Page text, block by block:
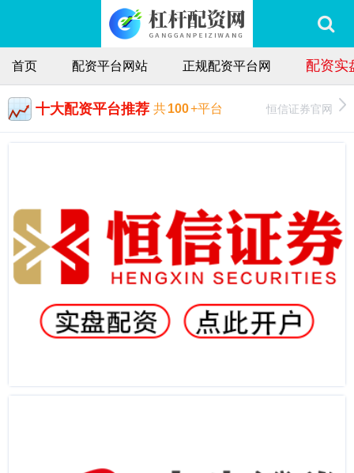
首页 配资平台网站 正规配资平台网 配资实
十大配资平台推荐 共100+平台 恒信证券官网